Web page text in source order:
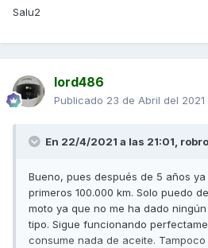
Salu2
lord486
Publicado 23 de Abril del 2021
En 22/4/2021 a las 21:01,
Bueno, pues después de 5 años
primeros 100.000 km. Solo puedo
moto ya que no me ha dado
tipo. Sigue funcionando
consume nada de aceite.